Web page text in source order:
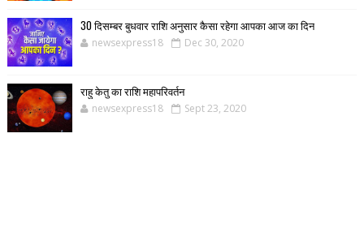
30 दिसम्बर बुधवार राशि अनुसार कैसा रहेगा आपका आज का दिन
newsexpress18 Dec 30, 2020
राहु केतु का राशि महापरिवर्तन
newsexpress18 Sept 23, 2020